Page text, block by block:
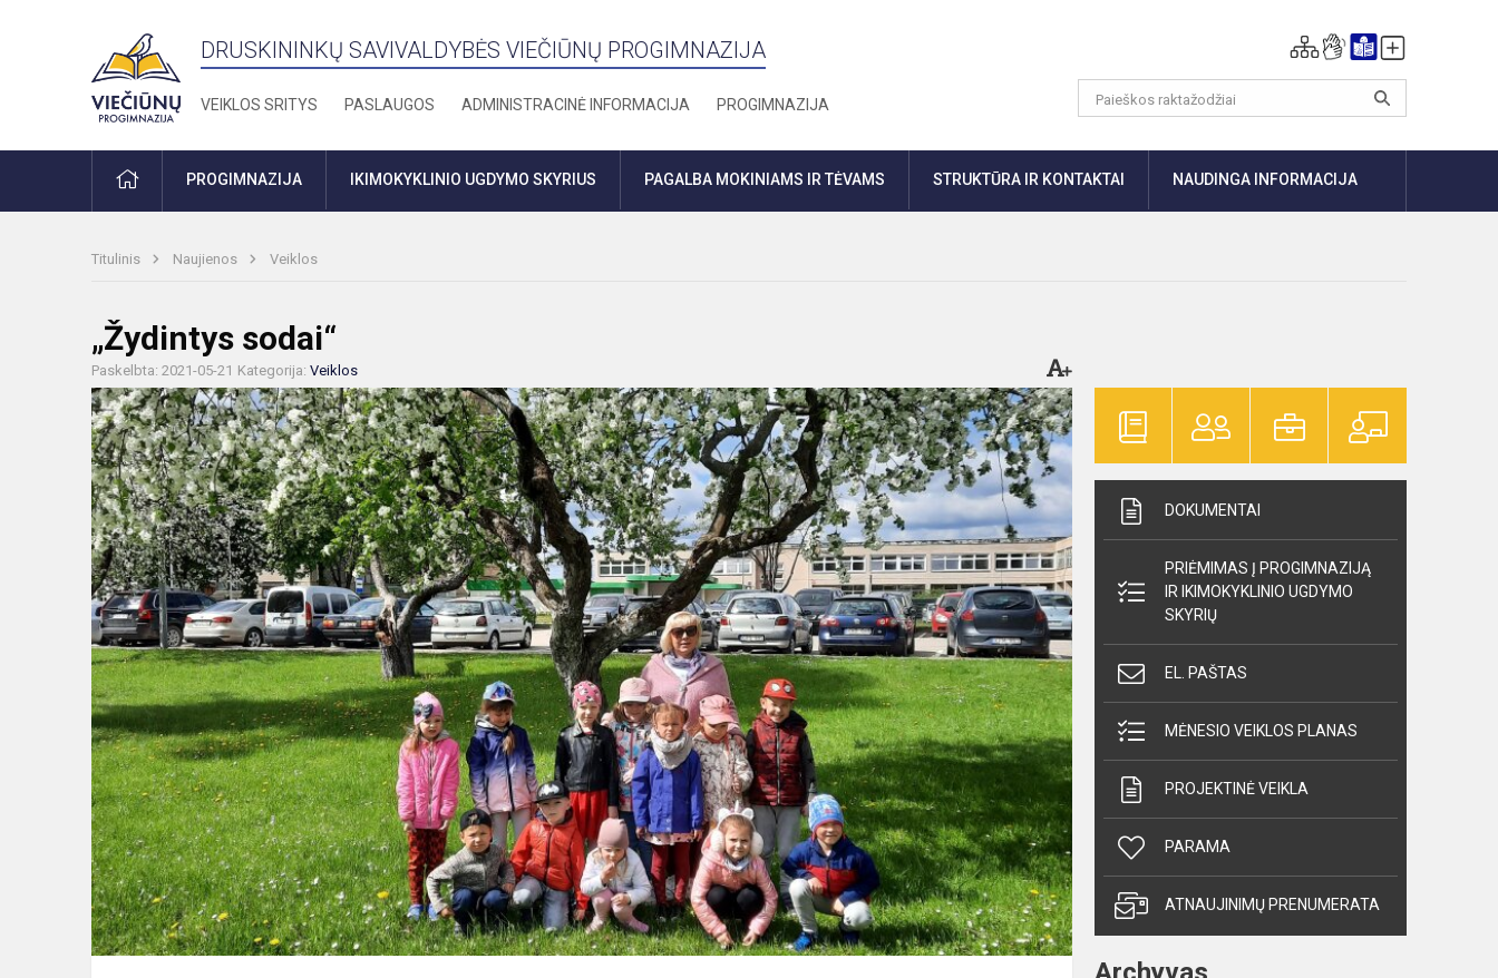
DRUSKININKŲ SAVIVALDYBĖS VIEČIŪNŲ PROGIMNAZIJA
VEIKLOS SRITYS PASLAUGOS ADMINISTRACINĖ INFORMACIJA PROGIMNAZIJA
PRADŽIAPROGIMNAZIJA IKIMOKYKLINIO UGDYMO SKYRIUS PAGALBA MOKINIAMS IR TĖVAMS STRUKTŪRA IR KONTAKTAI NAUDINGA INFORMACIJA
Titulinis Naujienos Veiklos
„Žydintys sodai“
Paskelbta: 2021-05-21 Kategorija: Veiklos
DOKUMENTAI
PRIĖMIMAS Į PROGIMNAZIJĄ
IR IKIMOKYKLINIO UGDYMO
SKYRIŲ
EL. PAŠTAS
MĖNESIO VEIKLOS PLANAS
PROJEKTINĖ VEIKLA
PARAMA
ATNAUJINIMŲ PRENUMERATA